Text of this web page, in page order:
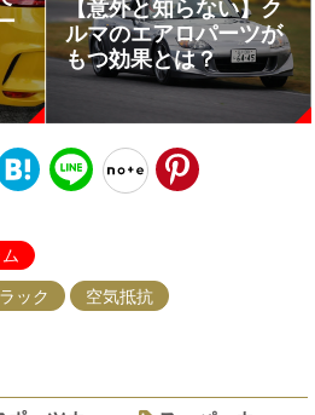
【意外と知らない】ク
ルマのエアロパーツが
もつ効果とは？
ック 空気抵抗